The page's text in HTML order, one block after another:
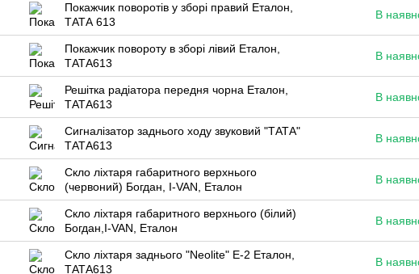
Покажчик поворотів у зборі правий Еталон,
ТАТА 613
В
Покажчик повороту в зборі лівий Еталон,
ТАТА613
В
Решітка радіатора передня чорна Еталон,
ТАТА613
В
Сигналізатор заднього ходу звуковий "ТАТА"
ТАТА613
В
Скло ліхтаря габаритного верхнього
(червоний) Богдан, I-VAN, Еталон
В
Скло ліхтаря габаритного верхнього (білий)
Богдан,I-VAN, Еталон
В
Скло ліхтаря заднього "Neolite" Е-2 Еталон,
ТАТА613
В